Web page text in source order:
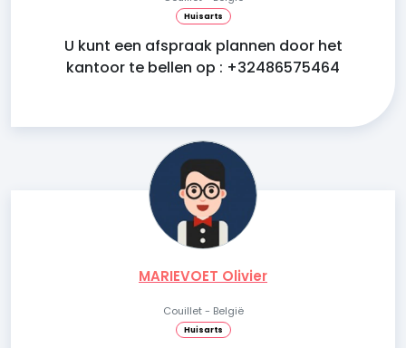
Huisarts
U kunt een afspraak plannen door het
kantoor te bellen op : +32486575464
MARIEVOET Olivier
Couillet - België
Huisarts